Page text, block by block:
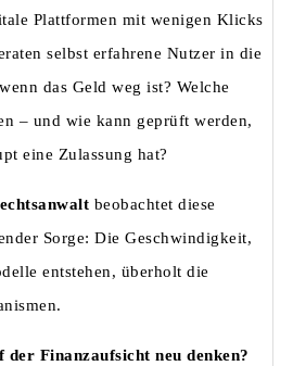
Plattformen mit wenigen Klicks
selbst erfahrene Nutzer in die
das Geld weg ist? Welche
– und wie kann geprüft werden,
eine Zulassung hat?
beobachtet diese
Sorge: Die Geschwindigkeit,
entstehen, überholt die
Finanzaufsicht neu denken?